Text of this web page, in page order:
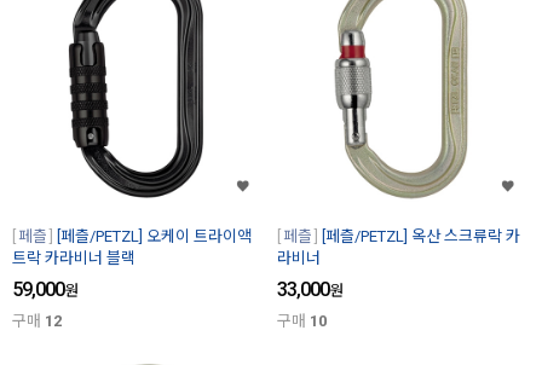
페츨
[페츨/PETZL] 오케이 트라이액
트락 카라비너 블랙
59,000원
구매 12
페츨
[페츨/PETZL] 옥산 스크류락 카
라비너
33,000원
구매 10